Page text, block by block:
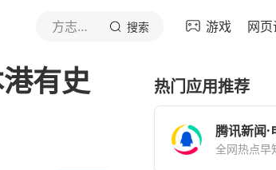
方志四川 搜索 游戏 网
有史
热门应用推荐
腾讯新闻·
全网热点早